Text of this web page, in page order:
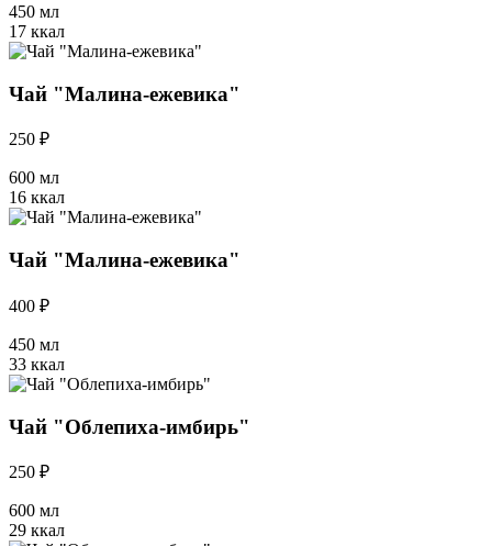
450 мл
17 ккал
Чай "Малина-ежевика"
250 ₽
600 мл
16 ккал
Чай "Малина-ежевика"
400 ₽
450 мл
33 ккал
Чай "Облепиха-имбирь"
250 ₽
600 мл
29 ккал